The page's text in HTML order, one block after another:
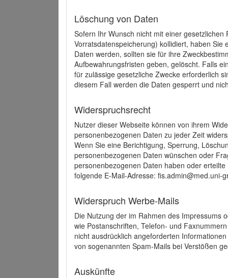
Löschung von Daten
Sofern Ihr Wunsch nicht mit einer
Vorratsdatenspeicherung) kollidiert, haben
Daten werden, sollten sie für ihre
Aufbewahrungsfristen geben, gelöscht. Falls
für zulässige gesetzliche Zwecke erforderlich
diesem Fall werden die Daten gesperrt und
Widerspruchsrecht
Nutzer dieser Webseite können von ihrem
personenbezogenen Daten zu jeder Zeit
Wenn Sie eine Berichtigung, Sperrung,
personenbezogenen Daten wünschen oder
personenbezogenen Daten haben oder
folgende E-Mail-Adresse: fis.admin@med.uni-
Widerspruch Werbe-Mails
Die Nutzung der im Rahmen des Impressums
wie Postanschriften, Telefon- und
nicht ausdrücklich angeforderten
von sogenannten Spam-Mails bei Verstößen
Auskünfte